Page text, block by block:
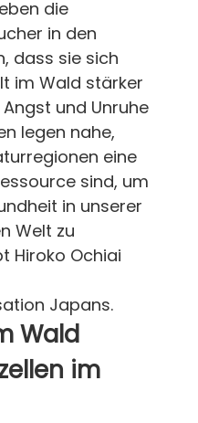
die
in den
dass sie sich
im Wald stärker
und Unruhe
legen nahe,
eine
sind, um
in unserer
Welt zu
Hiroko Ochiai
Japans.
Wald
im